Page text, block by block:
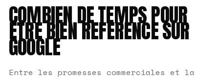
COMBIEN DE TEMPS POUR
ETRE BIEN REFERENCE SUR
GOOGLE
Entre les promesses commerciales et la